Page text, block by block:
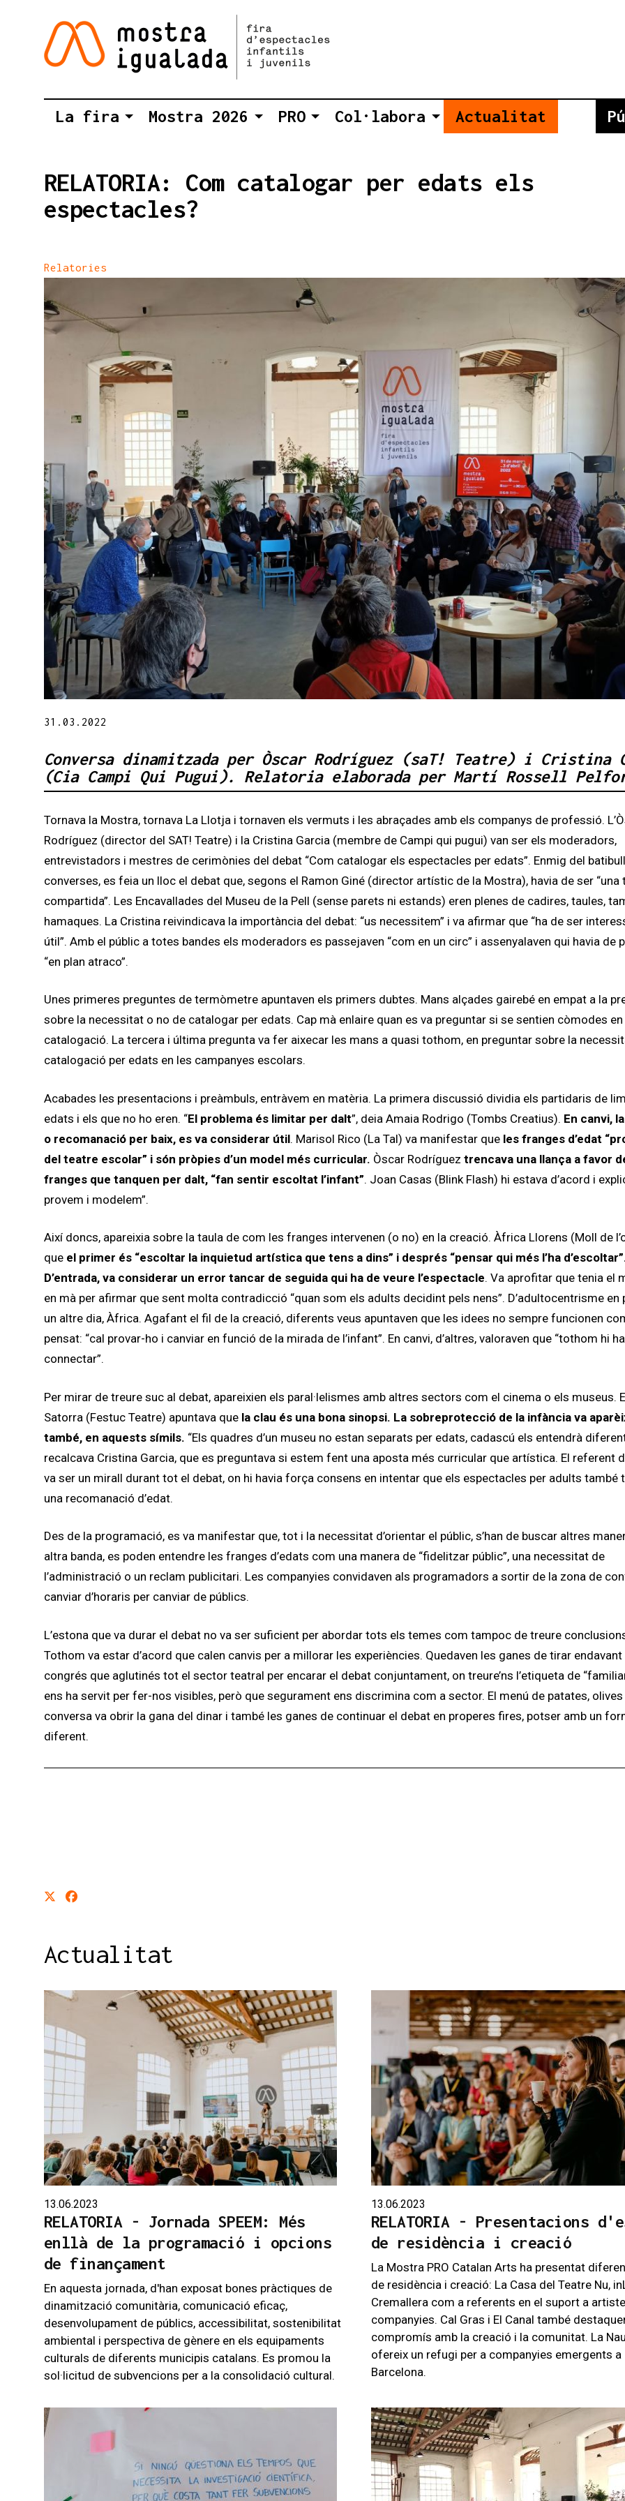
La fira Mostra 2026 PRO Col·labora Actualitat
RELATORIA: Com catalogar per edats els
espectacles?
Relatories
31.03.2022
Conversa dinamitzada per Òscar Rodríguez (saT! Teatre) i Cristina
(Cia Campi Qui Pugui). Relatoria elaborada per Martí Rossell
Tornava la Mostra, tornava La Llotja i tornaven els vermuts i les abraçades amb els companys de professió.
Rodríguez (director del SAT! Teatre) i la Cristina Garcia (membre de Campi qui pugui) van ser els moderadors,
entrevistadors i mestres de cerimònies del debat “Com catalogar els espectacles per edats”. Enmig del
converses, es feia un lloc el debat que, segons el Ramon Giné (director artístic de la Mostra), havia de ser “una
compartida”. Les Encavallades del Museu de la Pell (sense parets ni estands) eren plenes de cadires, taules,
hamaques. La Cristina reivindicava la importància del debat: “us necessitem” i va afirmar que “ha de ser
útil”. Amb el públic a totes bandes els moderadors es passejaven “com en un circ” i assenyalaven qui havia de
“en plan atraco”.
Unes primeres preguntes de termòmetre apuntaven els primers dubtes. Mans alçades gairebé en empat a la
sobre la necessitat o no de catalogar per edats. Cap mà enlaire quan es va preguntar si se sentien còmodes en
catalogació. La tercera i última pregunta va fer aixecar les mans a quasi tothom, en preguntar sobre la
catalogació per edats en les campanyes escolars.
Acabades les presentacions i preàmbuls, entràvem en matèria. La primera discussió dividia els partidaris de
edats i els que no ho eren. “El problema és limitar per dalt”, deia Amaia Rodrigo (Tombs Creatius). En canvi,
o recomanació per baix, es va considerar útil. Marisol Rico (La Tal) va manifestar que les franges d’edat
del teatre escolar” i són pròpies d’un model més curricular. Òscar Rodríguez trencava una llança a favor
franges que tanquen per dalt, “fan sentir escoltat l’infant”. Joan Casas (Blink Flash) hi estava d’acord i
provem i modelem”.
Així doncs, apareixia sobre la taula de com les franges intervenen (o no) en la creació. Àfrica Llorens (Moll de
que el primer és “escoltar la inquietud artística que tens a dins” i després “pensar qui més l’ha
D’entrada, va considerar un error tancar de seguida qui ha de veure l’espectacle. Va aprofitar que tenia el
en mà per afirmar que sent molta contradicció “quan som els adults decidint pels nens”. D’adultocentrisme en
un altre dia, Àfrica. Agafant el fil de la creació, diferents veus apuntaven que les idees no sempre funcionen
pensat: “cal provar-ho i canviar en funció de la mirada de l’infant”. En canvi, d’altres, valoraven que “tothom hi
connectar”.
Per mirar de treure suc al debat, apareixien els paral·lelismes amb altres sectors com el cinema o els museus.
Satorra (Festuc Teatre) apuntava que la clau és una bona sinopsi. La sobreprotecció de la infància va
també, en aquests símils. “Els quadres d’un museu no estan separats per edats, cadascú els entendrà
recalcava Cristina Garcia, que es preguntava si estem fent una aposta més curricular que artística. El referent
va ser un mirall durant tot el debat, on hi havia força consens en intentar que els espectacles per adults també
una recomanació d’edat.
Des de la programació, es va manifestar que, tot i la necessitat d’orientar el públic, s’han de buscar altres
altra banda, es poden entendre les franges d’edats com una manera de “fidelitzar públic”, una necessitat de
l’administració o un reclam publicitari. Les companyies convidaven als programadors a sortir de la zona de
canviar d’horaris per canviar de públics.
L’estona que va durar el debat no va ser suficient per abordar tots els temes com tampoc de treure
Tothom va estar d’acord que calen canvis per a millorar les experiències. Quedaven les ganes de tirar endavant
congrés que aglutinés tot el sector teatral per encarar el debat conjuntament, on treure’ns l’etiqueta de
ens ha servit per fer-nos visibles, però que segurament ens discrimina com a sector. El menú de patates, olives
conversa va obrir la gana del dinar i també les ganes de continuar el debat en properes fires, potser amb un
diferent.
Actualitat
13.06.2023
RELATORIA - Jornada SPEEM: Més
enllà de la programació i opcions
de finançament
En aquesta jornada, d'han exposat bones pràctiques de
dinamització comunitària, comunicació eficaç,
desenvolupament de públics, accessibilitat, sostenibilitat
ambiental i perspectiva de gènere en els equipaments
culturals de diferents municipis catalans. Es promou la
sol·licitud de subvencions per a la consolidació cultural.
13.06.2023
RELATORIA - Presentacions
de residència i creació
La Mostra PRO Catalan Arts ha presentat
de residència i creació: La Casa del Teatre Nu,
Cremallera com a referents en el suport a
companyies. Cal Gras i El Canal també
compromís amb la creació i la comunitat. La
ofereix un refugi per a companyies emergents a
Barcelona.